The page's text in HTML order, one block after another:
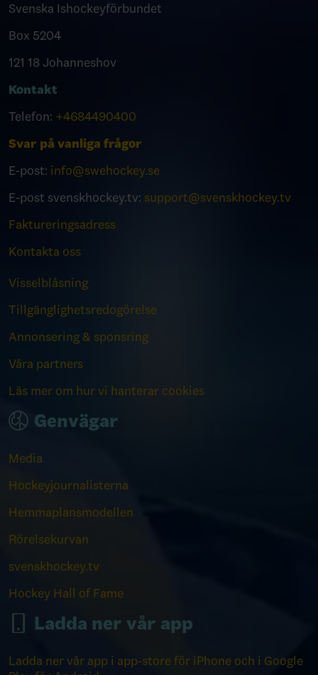
Svenska Ishockeyförbundet
Box 5204
121 18 Johanneshov
Kontakt
Telefon: +4684490400
Svar på vanliga frågor
E-post: info@swehockey.se
E-post svenskhockey.tv: support@svenskhockey.tv
Faktureringsadress
Kontakta oss
Visselblåsning
Tillgänglighetsredogörelse
Annonsering & sponsring
Våra partners
Läs mer om hur vi hanterar cookies
Genvägar
Media
Hockeyjournalisterna
Hemmaplansmodellen
Rörelsekurvan
svenskhockey.tv
Hockey Hall of Fame
Ladda ner vår app
Ladda ner vår app i app-store för iPhone och i Google